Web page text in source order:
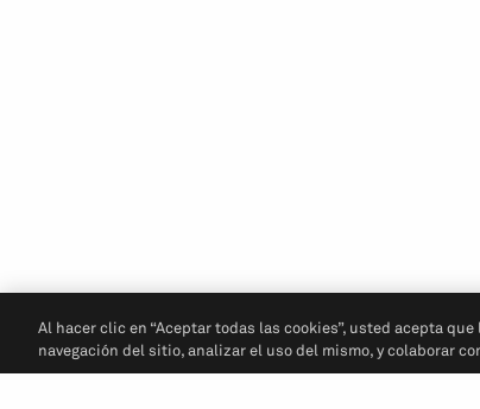
Al hacer clic en “Aceptar todas las cookies”, usted acepta
navegación del sitio, analizar el uso del mismo, y colaborar